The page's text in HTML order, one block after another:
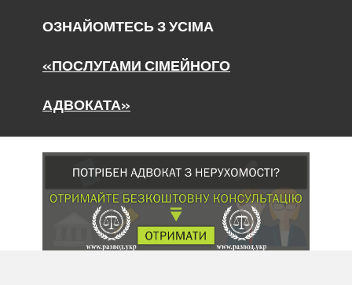
ОЗНАЙОМТЕСЬ З УСІМА
«ПОСЛУГАМИ СІМЕЙНОГО
АДВОКАТА»